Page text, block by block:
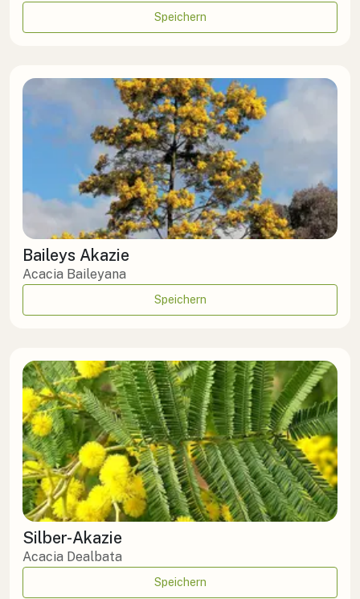
Speichern
Baileys Akazie
Acacia Baileyana
Speichern
Silber-Akazie
Acacia Dealbata
Speichern